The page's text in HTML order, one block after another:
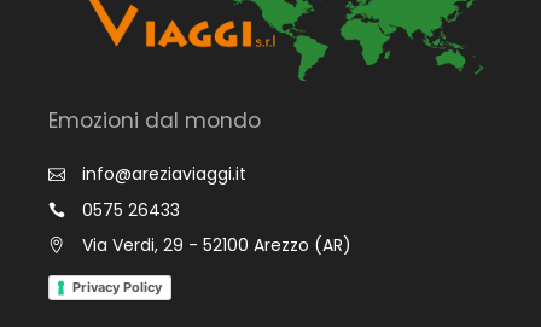
Emozioni dal mondo
info@areziaviaggi.it
0575 26433
Via Verdi, 29 - 52100 Arezzo (AR)
Privacy Policy